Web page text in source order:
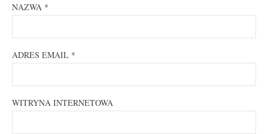
NAZWA *
ADRES EMAIL *
WITRYNA INTERNETOWA